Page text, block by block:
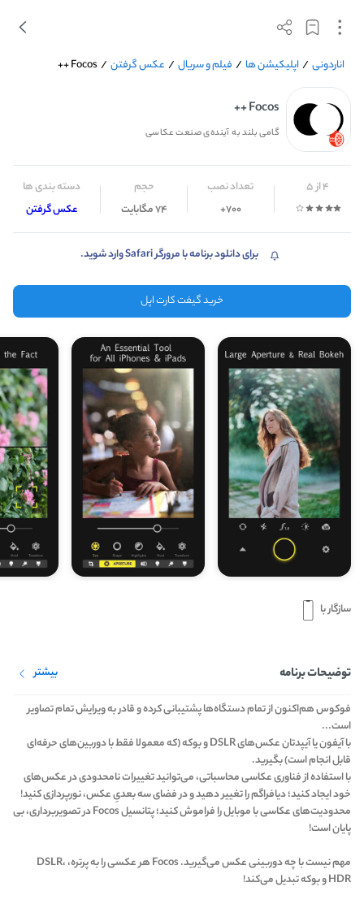
اناردونی / اپلیکیشن ها / فیلم و سریال / عکس گرفتن /
Focos ++
Focos ++
گامی بلند به آینده‌ی صنعت عکاسی
4 از 5 تعداد نصب
700+
حجم
74 مگابایت
دسته بندی ها
عکس گرفتن
برای دانلود برنامه با مرورگر Safari وارد شوید.
خرید گیفت کارت اپل
سازگار با
توضیحات برنامه بیشتر
فوکوس هم‌اکنون از تمام دستگاه‌ها پشتیبانی کرده و قادر به ویرایش تمام تصاویر
است...
با آیفون یا آیپدتان عکس‌های DSLR و بوکه (که معمولا فقط با دوربین‌های حرفه‌ای
قابل انجام است) بگیرید.
با استفاده از فناوری عکاسی محاسباتی، می‌توانید تغییرات نامحدودی در عکس‌های
خود ایجاد کنید؛ دیافراگم را تغییر دهید و در فضای سه بعدیِ عکس، نورپردازی کنید!
محدودیت‌های عکاسی با موبایل را فراموش کنید؛ پتانسیل Focos در تصویربرداری، بی
پایان است!
مهم نیست با چه دوربینی عکس می‌گیرید. Focos هر عکسی را به پرتره، DSLR،
HDR و بوکه تبدیل می‌کند!